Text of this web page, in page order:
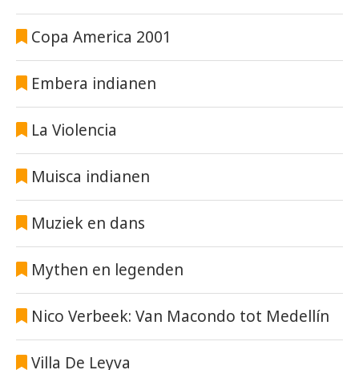
Copa America 2001
Embera indianen
La Violencia
Muisca indianen
Muziek en dans
Mythen en legenden
Nico Verbeek: Van Macondo tot Medellín
Villa De Leyva